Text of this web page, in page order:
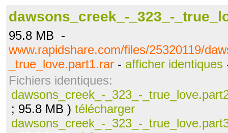
dawsons_creek_-_323_-
95.8 MB -
www.rapidshare.com/files/25320119/
_true_love.part1.rar - afficher identiques
Fichiers identiques:
dawsons_creek_-_323_-
; 95.8 MB ) télécharger
dawsons_creek_-_323_-